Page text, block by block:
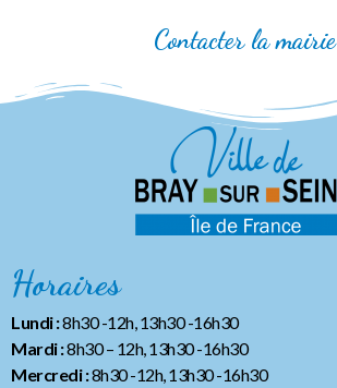
Contacter la mairie
Horaires
Lundi :8h30 -12h, 13h30 -16h30
Mardi :8h30 – 12h, 13h30 -16h30
Mercredi :8h30 -12h, 13h30 -16h30